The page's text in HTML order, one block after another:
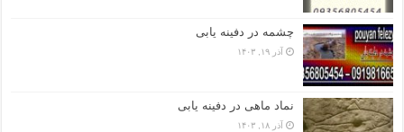
چشمه در دفینه یابی
آذر ۱۹, ۱۴۰۳
نماد ماهی در دفینه یابی
آذر ۱۸, ۱۴۰۳